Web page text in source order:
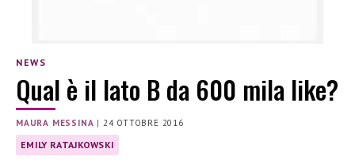
NEWS
Qual è il lato B da 600 mila like?
MAURA MESSINA | 24 OTTOBRE 2016
EMILY RATAJKOWSKI